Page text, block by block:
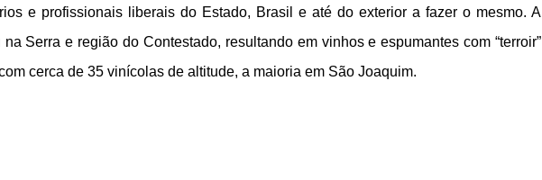
e profissionais liberais do Estado, Brasil e até do exterior a fazer o mesmo. A
Serra e região do Contestado, resultando em vinhos e espumantes com “terroir”
cerca de 35 vinícolas de altitude, a maioria em São Joaquim.